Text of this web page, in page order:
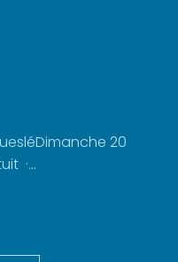
20
·...